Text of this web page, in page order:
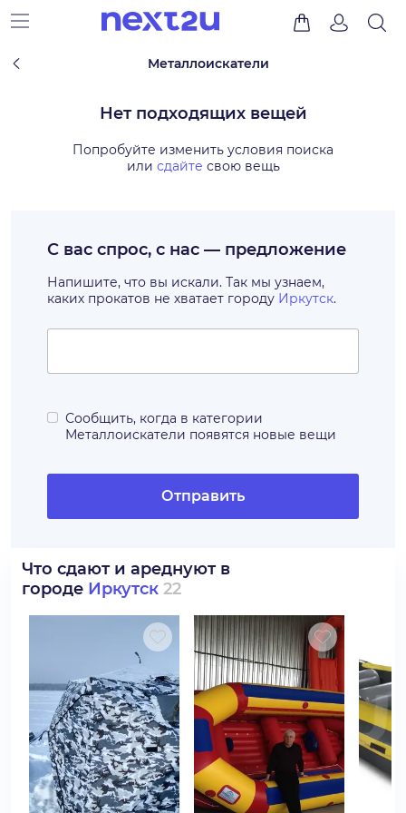
Металлоискатели
Нет подходящих вещей
Попробуйте изменить условия поиска
или сдайте свою вещь
С вас спрос, с нас — предложение
Напишите, что вы искали. Так мы узнаем,
каких прокатов не хватает городу Иркутск.
Сообщить, когда в категории
Металлоискатели появятся новые вещи
Отправить
Что сдают и ареднуют в
городе Иркутск 22